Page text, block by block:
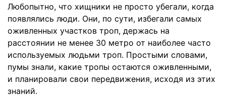
Любопытно, что хищники не просто убегали, когда
появлялись люди. Они, по сути, избегали самых
оживленных участков троп, держась на
расстоянии не менее 30 метро от наиболее часто
используемых людьми троп. Простыми словами,
пумы знали, какие тропы остаются оживленными,
и планировали свои передвижения, исходя из этих
знаний.